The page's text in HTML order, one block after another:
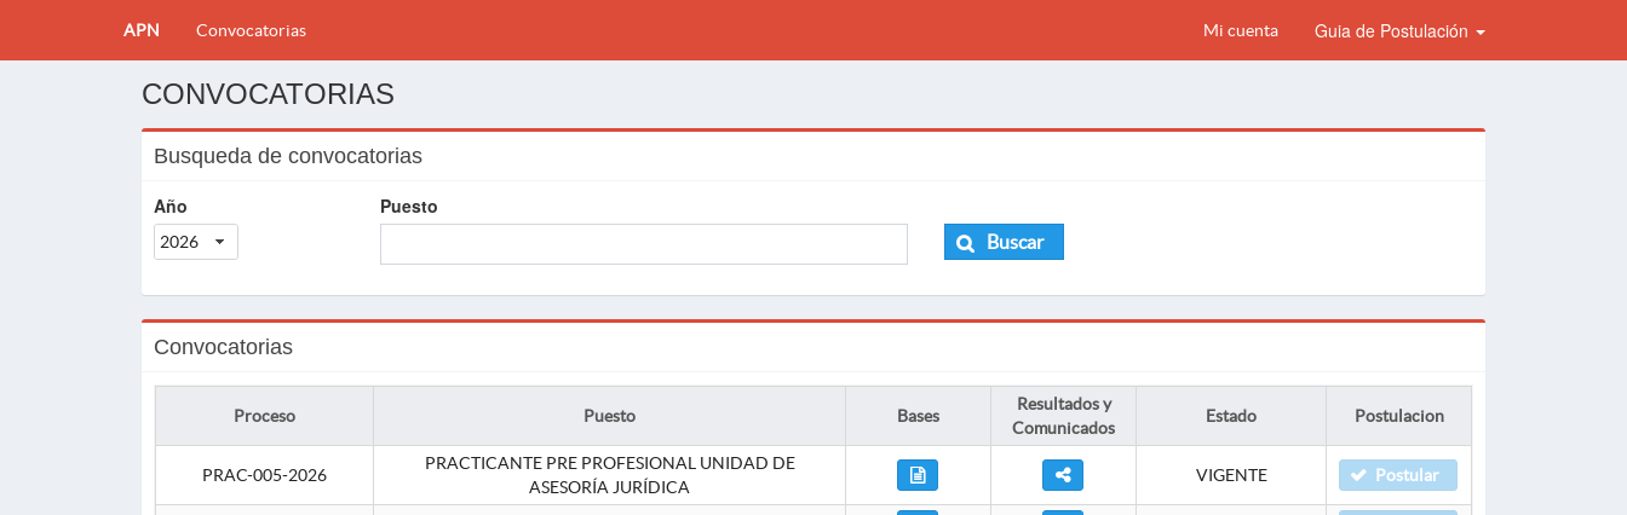
APN Convocatorias Mi cuenta Guia de Postulación
CONVOCATORIAS
Busqueda de convocatorias
Año
2026
Puesto
Buscar
Convocatorias
Proceso Puesto Bases
Resultados y
Comunicados
Estado Postulacion
PRAC-005-2026
PRACTICANTE PRE PROFESIONAL UNIDAD DE
ASESORÍA JURÍDICA
VIGENTE Postular